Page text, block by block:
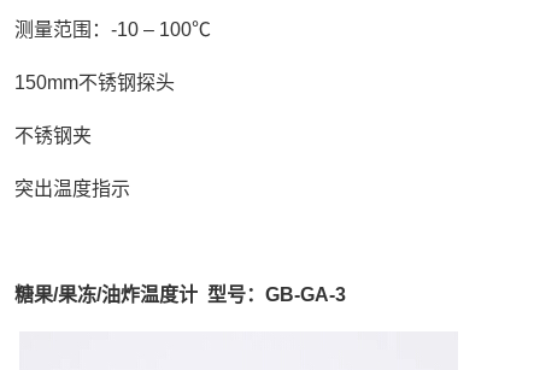
测量范围：-10 – 100℃
150mm不锈钢探头
不锈钢夹
突出温度指示
糖果/果冻/油炸温度计 型号：GB-GA-3